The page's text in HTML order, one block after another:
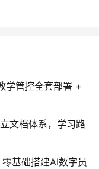
学管控全套部署 +
文档体系，学习路
基础搭建AI数字员